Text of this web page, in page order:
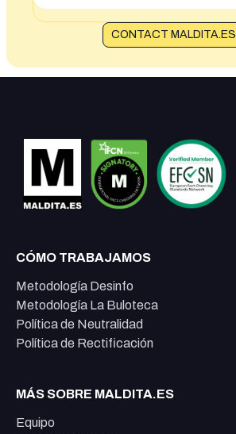
CONTACT MALDITA.ES
CÓMO TRABAJAMOS
Metodología Desinfo
Metodología La Buloteca
Política de Neutralidad
Política de Rectificación
MÁS SOBRE MALDITA.ES
Equipo